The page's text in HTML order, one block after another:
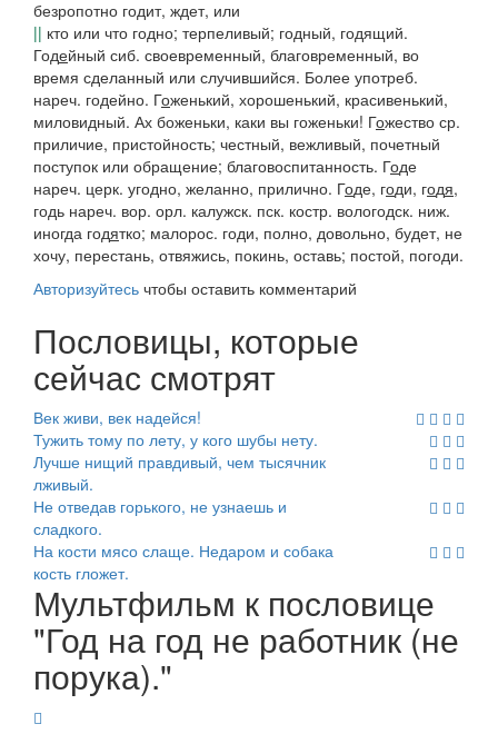
безропотно годит, ждет, или
|| кто или что годно; терпеливый; годный, годящий.
Годейный сиб. своевременный, благовременный, во
время сделанный или случившийся. Более употреб.
нареч. годейно. Гоженький, хорошенький, красивенький,
миловидный. Ах боженьки, каки вы гоженьки! Гожество ср.
приличие, пристойность; честный, вежливый, почетный
поступок или обращение; благовоспитанность. Годе
нареч. церк. угодно, желанно, прилично. Годе, годи, годя,
годь нареч. вор. орл. калужск. пск. костр. вологодск. ниж.
иногда годятко; малорос. годи, полно, довольно, будет, не
хочу, перестань, отвяжись, покинь, оставь; постой, погоди.
Авторизуйтесь чтобы оставить комментарий
Пословицы, которые
сейчас смотрят
Век живи, век надейся!
Тужить тому по лету, у кого шубы нету.
Лучше нищий правдивый, чем тысячник
лживый.
Не отведав горького, не узнаешь и
сладкого.
На кости мясо слаще. Недаром и собака
кость гложет.
Мультфильм к пословице
"Год на год не работник (не
порука)."